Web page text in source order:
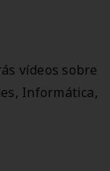
vídeos sobre
Informática,